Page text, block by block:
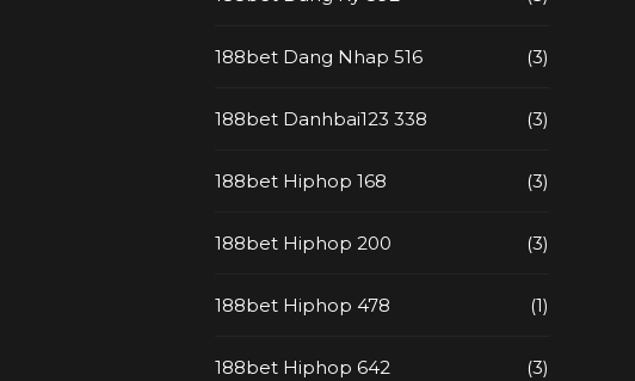
188bet Dang Nhap 516 (3)
188bet Danhbai123 338 (3)
188bet Hiphop 168 (3)
188bet Hiphop 200 (3)
188bet Hiphop 478 (1)
188bet Hiphop 642 (3)